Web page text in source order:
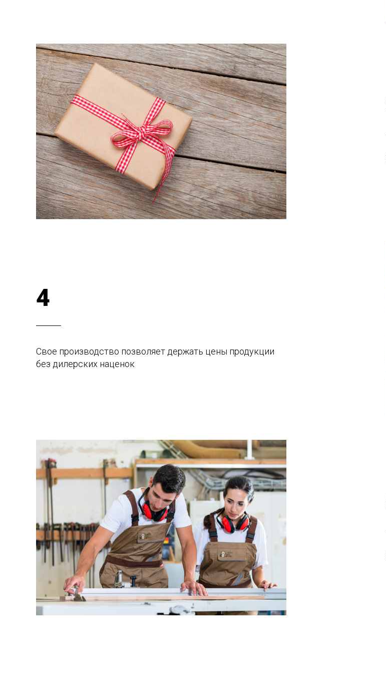
4
Свое производство позволяет держать цены продукции
без дилерских наценок